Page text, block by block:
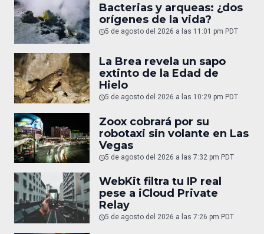
Bacterias y arqueas: ¿dos
orígenes de la vida?
5 de agosto del 2026 a las 11:01 pm PDT
La Brea revela un sapo
extinto de la Edad de
Hielo
5 de agosto del 2026 a las 10:29 pm PDT
Zoox cobrará por su
robotaxi sin volante en Las
Vegas
5 de agosto del 2026 a las 7:32 pm PDT
WebKit filtra tu IP real
pese a iCloud Private
Relay
5 de agosto del 2026 a las 7:26 pm PDT